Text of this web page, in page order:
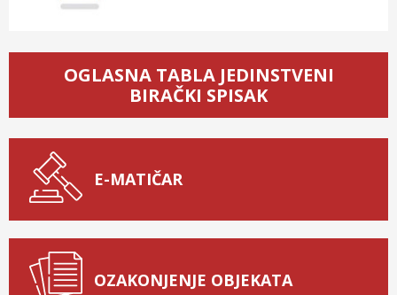
OGLASNA TABLA JEDINSTVENI
BIRAČKI SPISAK
E-MATIČAR
OZAKONJENJE OBJEKATA